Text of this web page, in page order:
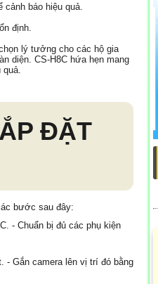
báo hiệu quả.
định.
lý tưởng cho các hộ gia
diện. CS-H8C hứa hẹn mang
ĐẶT
bước sau đây:
- Chuẩn bị đủ các phụ kiện
- Gắn camera lên vị trí đó bằng